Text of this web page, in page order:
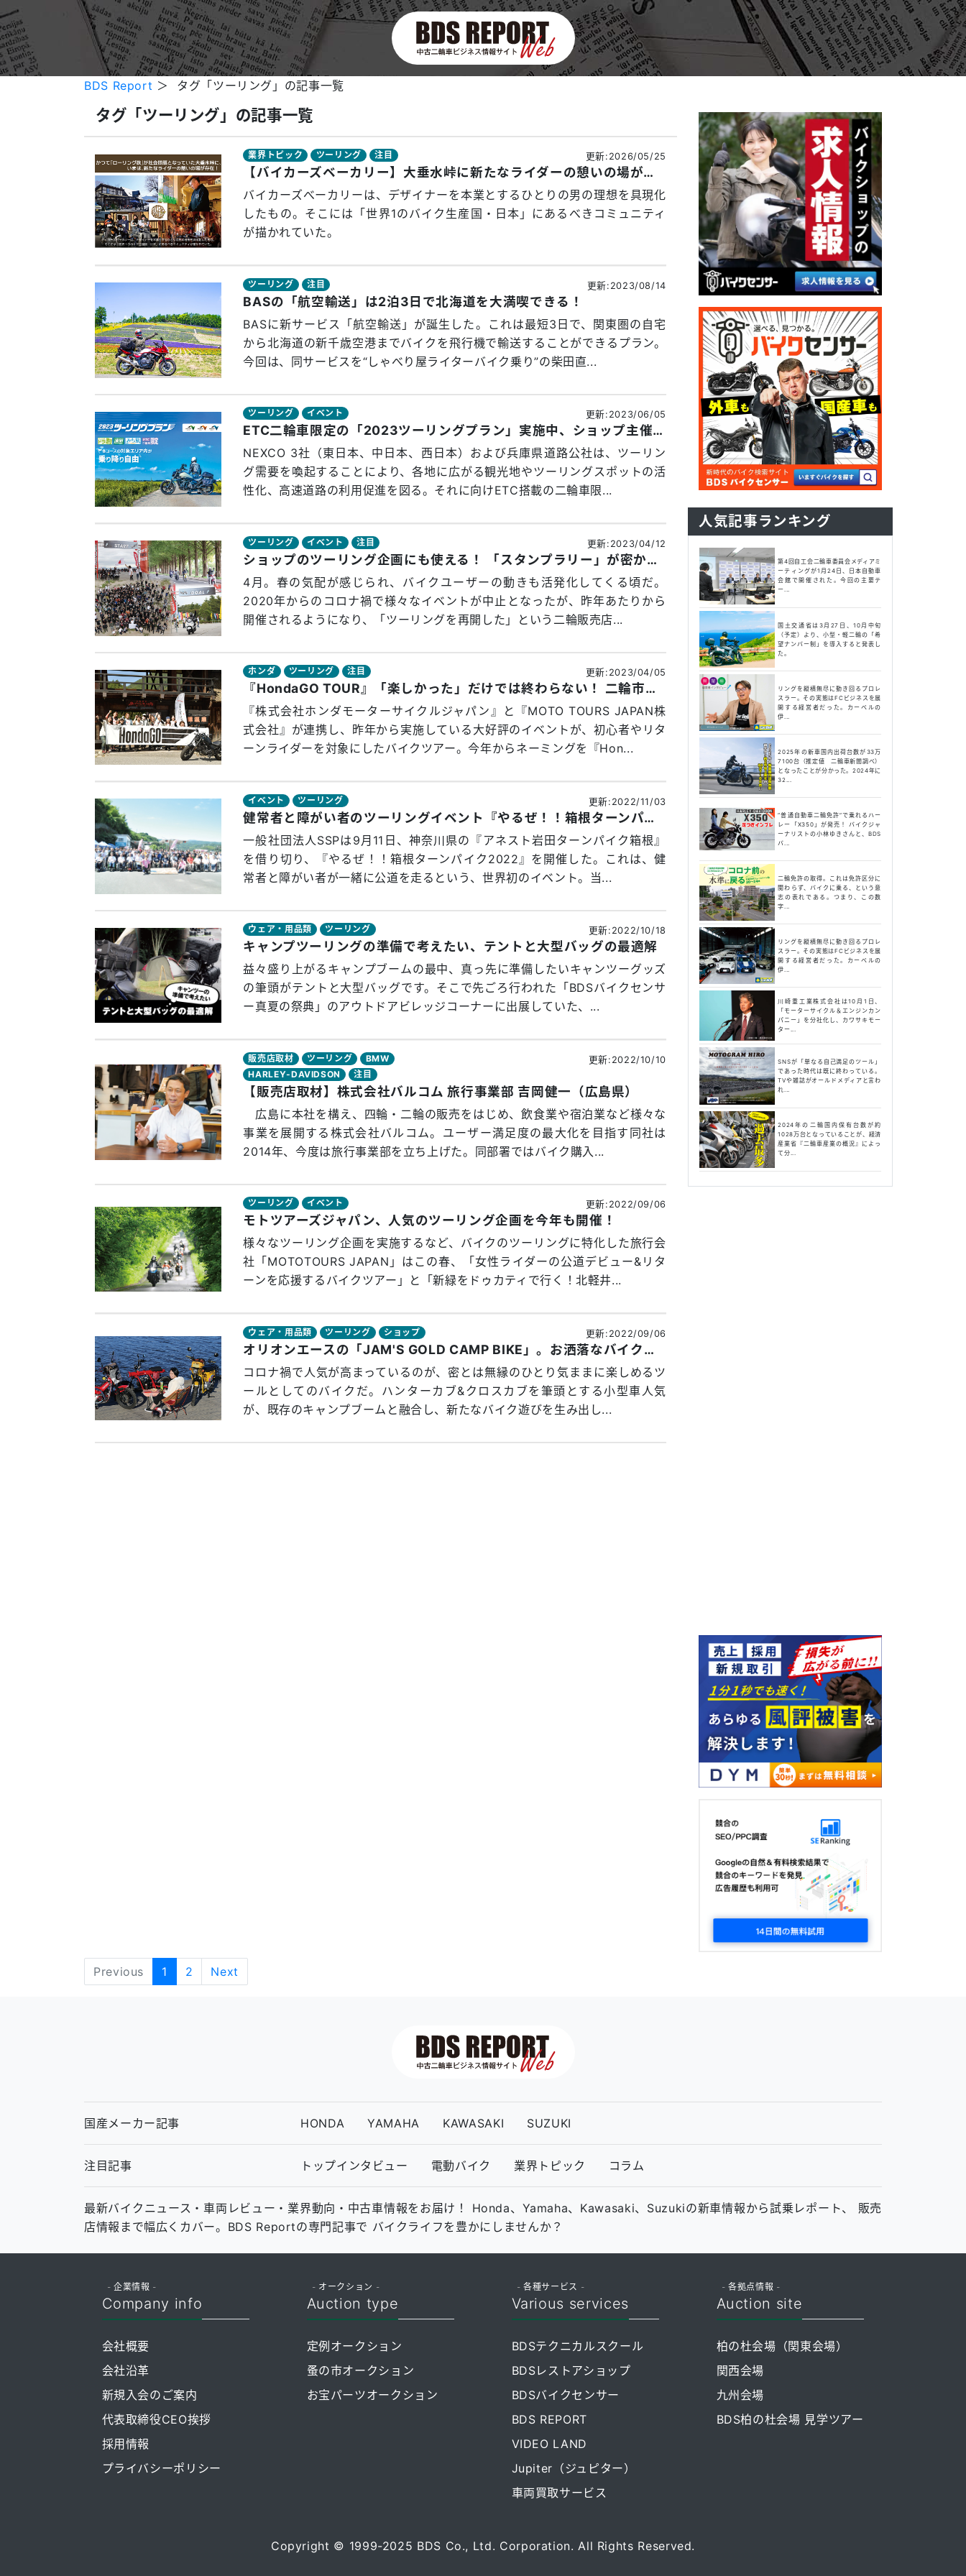
BDS Report ＞ タグ「ツーリング」の記事一覧
タグ「ツーリング」の記事一覧
業界トピック ツーリング 注目 更新:2026/05/25
【バイカーズベーカリー】大垂水峠に新たなライダーの憩いの場が存在！
バイカーズべーカリーは、デザイナーを本業とするひとりの男の理想を具現化
したもの。そこには「世界1のバイク生産国・日本」にあるべきコミュニティ
が描かれていた。
ツーリング 注目 更新:2023/08/14
BASの「航空輸送」は2泊3日で北海道を大満喫できる！
BASに新サービス「航空輸送」が誕生した。これは最短3日で、関東圏の自宅
から北海道の新千歳空港までバイクを飛行機で輸送することができるプラン。
今回は、同サービスを“しゃべり屋ライターバイク乗り”の柴田直...
ツーリング イベント 更新:2023/06/05
ETC二輪車限定の「2023ツーリングプラン」実施中、ショップ主催のツーリングでフル活用！
NEXCO 3社（東日本、中日本、西日本）および兵庫県道路公社は、ツーリン
グ需要を喚起することにより、各地に広がる観光地やツーリングスポットの活
性化、高速道路の利用促進を図る。それに向けETC搭載の二輪車限...
ツーリング イベント 注目 更新:2023/04/12
ショップのツーリング企画にも使える！ 「スタンプラリー」が密かにアツい！？
4月。春の気配が感じられ、バイクユーザーの動きも活発化してくる頃だ。
2020年からのコロナ禍で様々なイベントが中止となったが、昨年あたりから
開催されるようになり、「ツーリングを再開した」という二輪販売店...
ホンダ ツーリング 注目 更新:2023/04/05
『HondaGO TOUR』「楽しかった」だけでは終わらない！ 二輪市場活性化プロジェクト始まる
『株式会社ホンダモーターサイクルジャパン』と『MOTO TOURS JAPAN株
式会社』が連携し、昨年から実施している大好評のイベントが、初心者やリタ
ーンライダーを対象にしたバイクツアー。今年からネーミングを『Hon...
イベント ツーリング 更新:2022/11/03
健常者と障がい者のツーリングイベント『やるぜ！！箱根ターンパイク2022』開催！
一般社団法人SSPは9月11日、神奈川県の『アネスト岩田ターンパイク箱根』
を借り切り、『やるぜ！！箱根ターンパイク2022』を開催した。これは、健
常者と障がい者が一緒に公道を走るという、世界初のイベント。当...
ウェア・用品類 ツーリング 更新:2022/10/18
キャンプツーリングの準備で考えたい、テントと大型バッグの最適解
益々盛り上がるキャンプブームの最中、真っ先に準備したいキャンツーグッズ
の筆頭がテントと大型バッグです。そこで先ごろ行われた「BDSバイクセンサ
ー真夏の祭典」のアウトドアビレッジコーナーに出展していた、...
販売店取材 ツーリング
BMW
HARLEY-DAVIDSON
注目
更新:2022/10/10
【販売店取材】株式会社バルコム 旅行事業部 吉岡健一（広島県）
広島に本社を構え、四輪・二輪の販売をはじめ、飲食業や宿泊業など様々な
事業を展開する株式会社バルコム。ユーザー満足度の最大化を目指す同社は
2014年、今度は旅行事業部を立ち上げた。同部署ではバイク購入...
ツーリング イベント 更新:2022/09/06
モトツアーズジャパン、人気のツーリング企画を今年も開催！
様々なツーリング企画を実施するなど、バイクのツーリングに特化した旅行会
社「MOTOTOURS JAPAN」はこの春、「女性ライダーの公道デビュー&リタ
ーンを応援するバイクツアー」と「新緑をドゥカティで行く！北軽井...
ウェア・用品類 ツーリング ショップ 更新:2022/09/06
オリオンエースの「JAM'S GOLD CAMP BIKE」。お洒落なバイクキャンプ専用グッズが欲しい小型バイクオーナーが注目
コロナ禍で人気が高まっているのが、密とは無縁のひとり気ままに楽しめるツ
ールとしてのバイクだ。ハンターカブ&クロスカブを筆頭とする小型車人気
が、既存のキャンプブームと融合し、新たなバイク遊びを生み出し...
人気記事ランキング
第4回自工会二輪車委員会メディアミ
ーティングが1月24日、日本自動車
会館で開催された。今回の主要テ
ー...
国土交通省は3月27日、10月中旬
（予定）より、小型・軽二輪の「希
望ナンバー制」を導入すると発表し
た。
リングを縦横無尽に動き回るプロレ
スラー。その実態はFCビジネスを展
開する経営者だった。カーベルの
伊...
2025年の新車国内出荷台数が33万
7100台（推定値 二輪車新聞調べ）
となったことが分かった。2024年に
32...
“普通自動車二輪免許”で乗れるハー
レー「X350」が発売！ バイクジャ
ーナリストの小林ゆきさんと、BDS
バ...
二輪免許の取得。これは免許区分に
関わらず、バイクに乗る、という意
志の表れである。つまり、この数
字...
リングを縦横無尽に動き回るプロレ
スラー。その実態はFCビジネスを展
開する経営者だった。カーベルの
伊...
川崎重工業株式会社は10月1日、
「モーターサイクル＆エンジンカン
パニー」を分社化し、カワサキモー
ター...
SNSが「単なる自己満足のツール」
であった時代は既に終わっている。
TVや雑誌がオールドメディアと言わ
れ...
2024年の二輪国内保有台数が約
1028万台となっていることが、経済
産業省『二輪車産業の概況』によっ
て分...
Previous 1 2 Next
国産メーカー記事 HONDA YAMAHA KAWASAKI SUZUKI
注目記事 トップインタビュー 電動バイク 業界トピック コラム
最新バイクニュース・車両レビュー・業界動向・中古車情報をお届け！ Honda、Yamaha、Kawasaki、Suzukiの新車情報から試乗レポート、 販売
店情報まで幅広くカバー。BDS Reportの専門記事で バイクライフを豊かにしませんか？
- 企業情報 -
Company info
会社概要
会社沿革
新規入会のご案内
代表取締役CEO挨拶
採用情報
プライバシーポリシー
- オークション -
Auction type
定例オークション
蚤の市オークション
お宝パーツオークション
- 各種サービス -
Various services
BDSテクニカルスクール
BDSレストアショップ
BDSバイクセンサー
BDS REPORT
VIDEO LAND
Jupiter（ジュピター）
車両買取サービス
- 各拠点情報 -
Auction site
柏の杜会場（関東会場）
関西会場
九州会場
BDS柏の杜会場 見学ツアー
Copyright © 1999-2025 BDS Co., Ltd. Corporation. All Rights Reserved.